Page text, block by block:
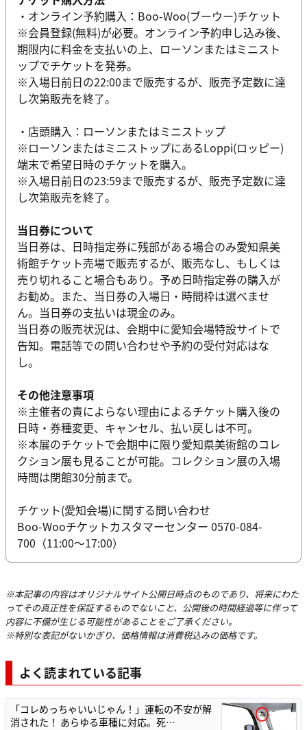
・オンライン予約購入：Boo-Woo(ブーウー)チケット
※会員登録(無料)が必要。オンライン予約申し込み後、
期限内に料金を支払いの上、ローソンまたはミニスト
ップでチケットを発券。
※入場日前日の22:00まで販売するが、販売予定数に達
し次第販売を終了。
・店頭購入：ローソンまたはミニストップ
※ローソンまたはミニストップにあるLoppi(ロッピー)
端末で希望日時のチケットを購入。
※入場日前日の23:59まで販売するが、販売予定数に達
し次第販売を終了。
当日券について
当日券は、日時指定券に残部がある場合のみ愛知県美
術館チケット売場で販売するが、販売なし、もしくは
売り切れること場合もあり。予め日時指定券の購入が
お勧め。また、当日券の入場日・時間枠は選べませ
ん。当日券の支払いは現金のみ。
当日券の販売状況は、会期中に愛知会場特設サイトで
告知。電話等での問い合わせや予約の受付対応はな
し。
その他注意事項
※主催者の責によらない理由によるチケット購入後の
日時・券種変更、キャンセル、払い戻しは不可。
※本展のチケットで会期中に限り愛知県美術館のコレ
クション展も見ることが可能。コレクション展の入場
時間は閉館30分前まで。
チケット(愛知会場)に関する問い合わせ
Boo-Wooチケットカスタマーセンター 0570-084-
700（11:00～17:00）
※本記事の内容はオリジナルサイト公開日時点のものであり、将来にわた
ってその真正性を保証するものでないこと、公開後の時間経過等に伴って
内容に不備が生じる可能性があることをご了承ください。
※特別な表記がないかぎり、価格情報は消費税込みの価格です。
よく読まれている記事
「コレめっちゃいいじゃん！」運転の不安が解
消された！ あらゆる車種に対応。死…